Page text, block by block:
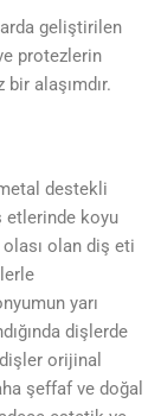
geliştirilen
protezlerin
alaşımdır.
destekli
etlerinde koyu
olan diş eti
yarı
dişlerde
orijinal
şeffaf ve doğal